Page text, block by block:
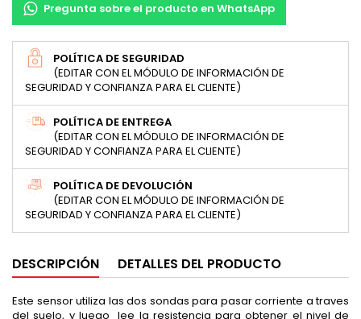
Pregunta sobre el producto en WhatsApp
POLÍTICA DE SEGURIDAD
(EDITAR CON EL MÓDULO DE INFORMACIÓN DE
SEGURIDAD Y CONFIANZA PARA EL CLIENTE)
POLÍTICA DE ENTREGA
(EDITAR CON EL MÓDULO DE INFORMACIÓN DE
SEGURIDAD Y CONFIANZA PARA EL CLIENTE)
POLÍTICA DE DEVOLUCIÓN
(EDITAR CON EL MÓDULO DE INFORMACIÓN DE
SEGURIDAD Y CONFIANZA PARA EL CLIENTE)
DESCRIPCIÓN DETALLES DEL PRODUCTO
Este sensor utiliza las dos sondas para pasar corriente a traves
del suelo, y luego lee la resistencia para obtener el nivel de